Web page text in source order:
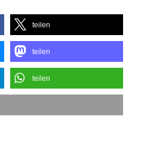
teilen
teilen
teilen